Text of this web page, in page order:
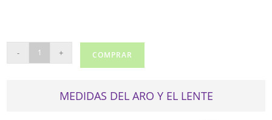
TOMMY
HILFIGER
- + COMPRAR
MEDIDAS DEL ARO Y EL LENTE